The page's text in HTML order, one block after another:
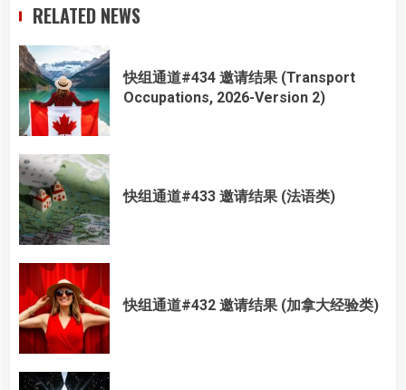
RELATED NEWS
快组通道#434 邀请结果 (Transport
Occupations, 2026-Version 2)
快组通道#433 邀请结果 (法语类)
快组通道#432 邀请结果 (加拿大经验类)